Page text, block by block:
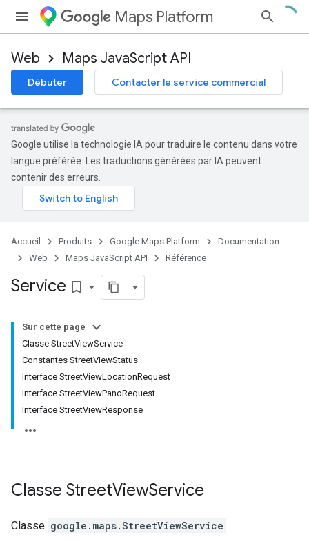
Maps Platform
Web Maps JavaScript API
Débuter Contacter le service commercial
Google utilise la technologie IA pour traduire le contenu dans votre
langue préférée. Les traductions générées par IA peuvent
contenir des erreurs.
Accueil Produits Google Maps Platform
Documentation
Web
Maps JavaScript API Référence
Service bookmark_border
Sur cette page
Classe StreetViewService
Constantes StreetViewStatus
Interface StreetViewLocationRequest
Interface StreetViewPanoRequest
Interface StreetViewResponse
Classe StreetViewService
Classe google.maps.StreetViewService